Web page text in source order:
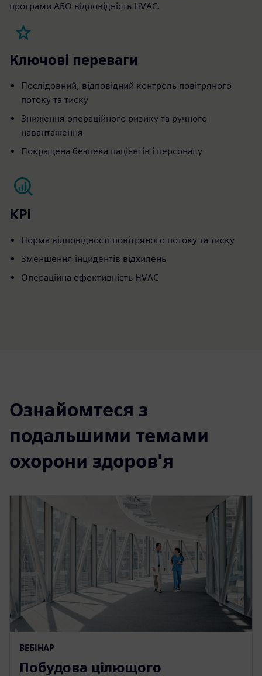
програми АБО відповідність HVAC.
Ключові переваги
Послідовний, відповідний контроль повітряного
потоку та тиску
Зниження операційного ризику та ручного
навантаження
Покращена безпека пацієнтів і персоналу
KPI
Норма відповідності повітряного потоку та тиску
Зменшення інцидентів відхилень
Операційна ефективність HVAC
Ознайомтеся з
подальшими темами
охорони здоров'я
ВЕБІНАР
Побудова цілющого